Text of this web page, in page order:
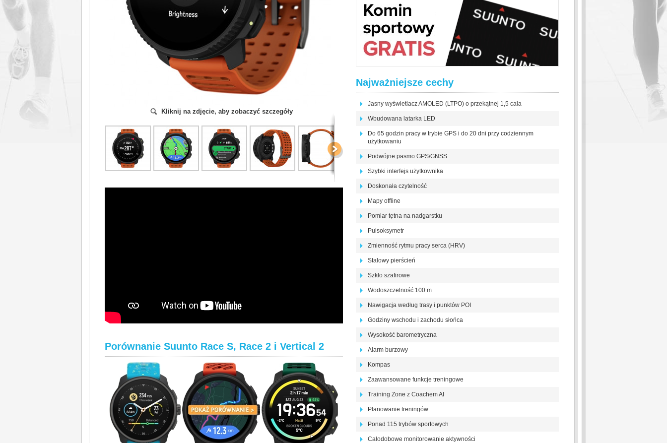
Najważniejsze cechy
Jasny wyświetlacz AMOLED (LTPO) o przekątnej 1,5 cala
Wbudowana latarka LED
Do 65 godzin pracy w trybie GPS i do 20 dni przy codziennym
użytkowaniu
Podwójne pasmo GPS/GNSS
Szybki interfejs użytkownika
Doskonała czytelność
Mapy offline
Pomiar tętna na nadgarstku
Pulsoksymetr
Zmienność rytmu pracy serca (HRV)
Stalowy pierścień
Szkło szafirowe
Wodoszczelność 100 m
Nawigacja według trasy i punktów POI
Godziny wschodu i zachodu słońca
Wysokość barometryczna
Alarm burzowy
Kompas
Zaawansowane funkcje treningowe
Training Zone z Coachem AI
Planowanie treningów
Ponad 115 trybów sportowych
Całodobowe monitorowanie aktywności
Kliknij na zdjęcie, aby zobaczyć szczegóły
Porównanie Suunto Race S, Race 2 i Vertical 2